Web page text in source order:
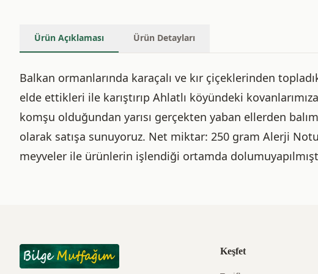
Ürün Açıklaması Ürün Detayları
Balkan ormanlarında karaçalı ve kır çiçeklerinden
elde ettikleri ile karıştırıp Ahlatlı köyündeki
komşu olduğundan yarısı gerçekten yaban ellerden
olarak satışa sunuyoruz. Net miktar: 250 gram Alerji
meyveler ile ürünlerin işlendiği ortamda
Keşfet